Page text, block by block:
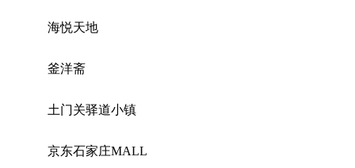
海悦天地
釜洋斋
土门关驿道小镇
京东石家庄MALL